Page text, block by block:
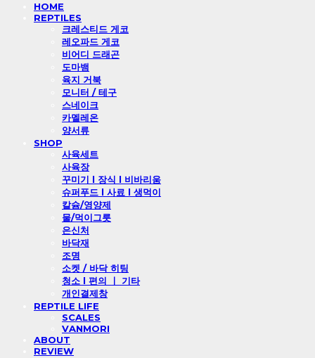
HOME
REPTILES
크레스티드 게코
레오파드 게코
비어디 드래곤
도마뱀
육지 거북
모니터 / 테구
스네이크
카멜레온
양서류
SHOP
사육세트
사육장
꾸미기 l 장식 l 비바리움
슈퍼푸드 l 사료 l 생먹이
칼슘/영양제
물/먹이그릇
은신처
바닥재
조명
소켓 / 바닥 히팅
청소 l 편의 ㅣ 기타
개인결제창
REPTILE LIFE
SCALES
VANMORI
ABOUT
REVIEW